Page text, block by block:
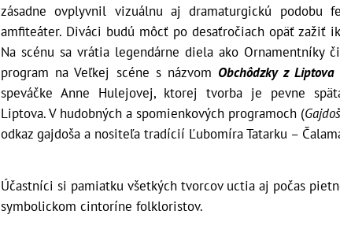
zásadne ovplyvnil vizuálnu aj dramaturgickú podobu
amfiteáter. Diváci budú môcť po desaťročiach opäť zažiť
Na scénu sa vrátia legendárne diela ako Ornamentníky
program na Veľkej scéne s názvom Obchôdzky z Liptova
speváčke Anne Hulejovej, ktorej tvorba je pevne
Liptova. V hudobných a spomienkových programoch (
odkaz gajdoša a nositeľa tradícií Ľubomíra Tatarku –
Účastníci si pamiatku všetkých tvorcov uctia aj počas
symbolickom cintoríne folkloristov.